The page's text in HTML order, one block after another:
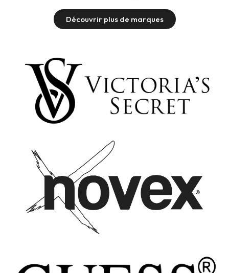
Découvrir plus de marques